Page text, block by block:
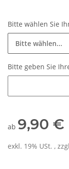
Bitte wählen Sie
Bitte wählen...
Bitte geben Sie
ab 9,90 €
exkl. 19% USt. ,